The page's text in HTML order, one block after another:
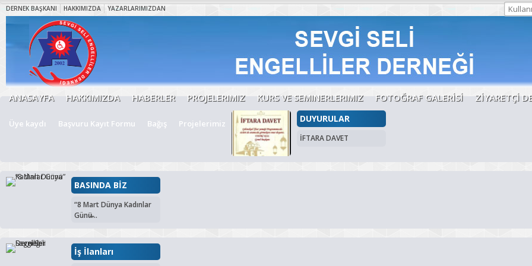
DERNEK BAŞKANI HAKKIMIZDA YAZARLARIMIZDAN
ANASAYFA HAKKIMIZDA HABERLER PROJELERIMIZ KURS VE SEMINERLERIMIZ FOTOĞRAF GALERİSİ ZİYARETÇİ
Üye kaydı Başvuru Kayıt Formu Bağış Projelerimiz DUYURULAR
İFTARA DAVET
BASINDA BİZ
“8 Mart Dünya Kadınlar
Günü̶...
İş İlanları